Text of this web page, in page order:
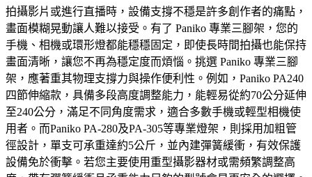
拍攝影片或進行直播時，設備支撐不穩是許多創作者的痛點，
畫面模糊晃動讓人難以接受。有了 Paniko 專業三腳架，您的
手機、相機或環形燈都能穩穩固定，即使長時間拍攝也能保持
畫面清晰，讓您不再為穩定度而煩惱。挑選 Paniko 專業三腳
架，應著重其物理支撐力與操作便利性。例如，Paniko PA240
四節伸縮款，具備多段高度調整能力，能輕易從約70公分延伸
至240公分，滿足不同角度需求，適合多數手機或輕型相機使
用者。而Paniko PA-280及PA-305等專業燈架，則採用加粗管
徑設計，單支可承重達約5公斤，並內建彈簧緩衝，有效保護
設備免於衝擊。若您主要使用重型攝影器材或需頻繁調整高